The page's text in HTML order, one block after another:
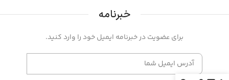
خبرنامه
برای عضویت در خبرنامه ایمیل خود را وارد کنید.